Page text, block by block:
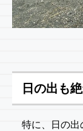
日の出も
特に、日の出